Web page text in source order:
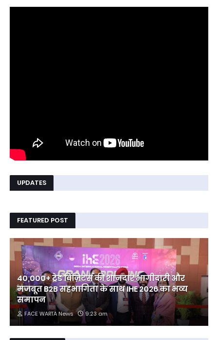
UPDATES
FEATURED POST
40,000+ ट्रेड विज़िटर्स की शानदार भागीदारी और
मजबूत B2B सहभागिता के साथ IHE 2026 का भव्य
समापन
FACE WARTA News 9:23 am